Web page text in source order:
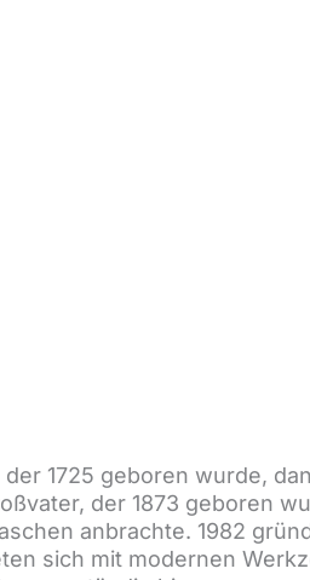
1725 geboren wurde,
der 1873 geboren
anbrachte. 1982
sich mit modernen